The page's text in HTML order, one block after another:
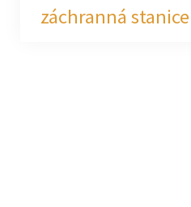
záchranná stanice